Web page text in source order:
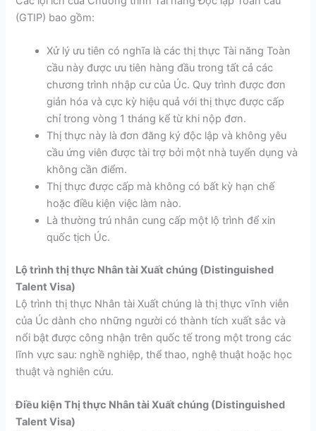
(GTIP) bao gồm:
Xử lý ưu tiên có nghĩa là các thị thực Tài năng Toàn
cầu này được ưu tiên hàng đầu trong tất cả các
chương trình nhập cư của Úc. Quy trình được đơn
giản hóa và cực kỳ hiệu quả với thị thực được cấp
chỉ trong vòng 1 tháng kể từ khi nộp đơn.
Thị thực này là đơn đăng ký độc lập và không yêu
cầu ứng viên được tài trợ bởi một nhà tuyển dụng và
không cần điểm.
Thị thực được cấp mà không có bất kỳ hạn chế
hoặc điều kiện việc làm nào.
Là thường trú nhân cung cấp một lộ trình để xin
quốc tịch Úc.
Lộ trình thị thực Nhân tài Xuất chúng (Distinguished
Talent Visa)
Lộ trình thị thực Nhân tài Xuất chúng là thị thực vĩnh viễn
của Úc dành cho những người có thành tích xuất sắc và
nổi bật được công nhận trên quốc tế trong một trong các
lĩnh vực sau: nghề nghiệp, thể thao, nghệ thuật hoặc học
thuật và nghiên cứu.
Điều kiện Thị thực Nhân tài Xuất chúng (Distinguished
Talent Visa)